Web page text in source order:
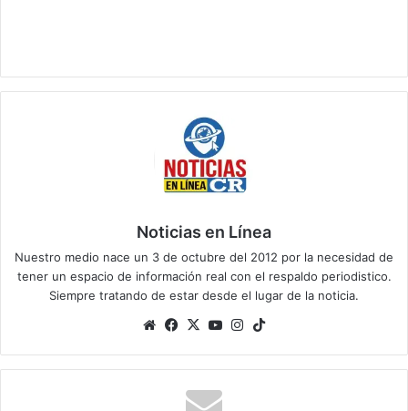
Noticias en Línea
Nuestro medio nace un 3 de octubre del 2012 por la necesidad de
tener un espacio de información real con el respaldo periodistico.
Siempre tratando de estar desde el lugar de la noticia.
SitioFacebook
X YouTubeInstagram